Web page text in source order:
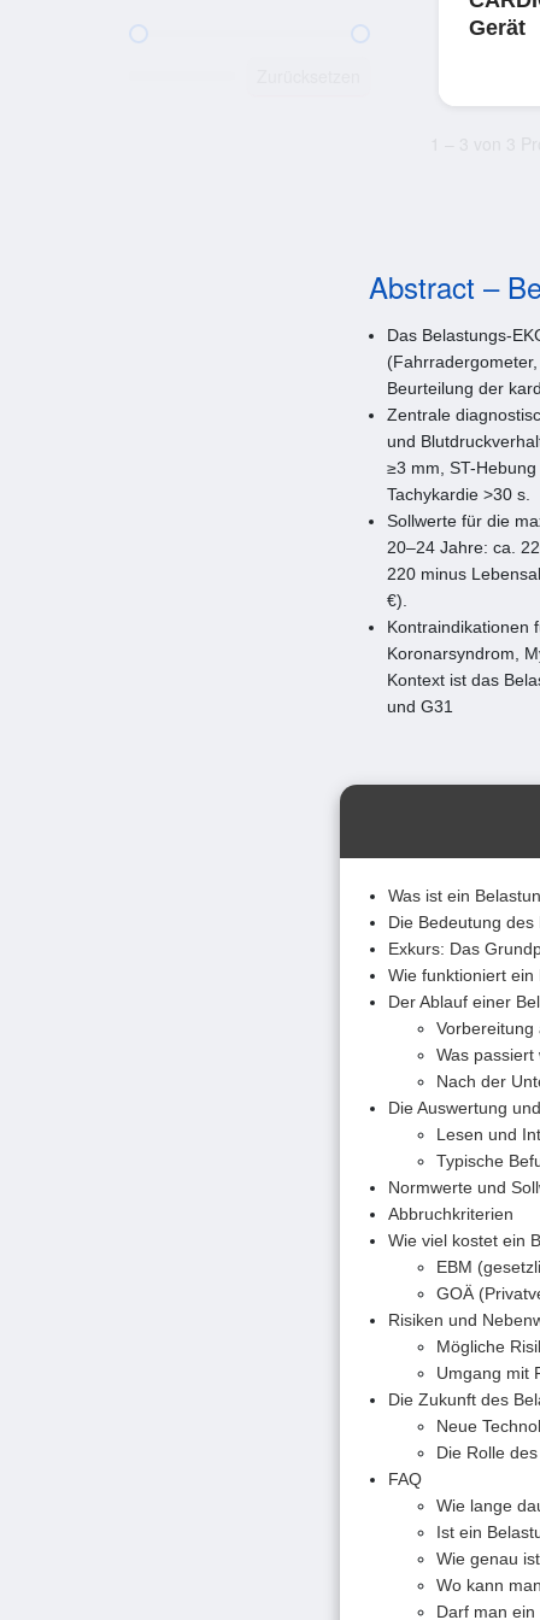
Preis
Gerät
Abstract –
Das Belastungs-
Beurteilung der
Zentrale
und
≥3 mm, ST-
Tachykardie >30 s.
Sollwerte für die
20–24 Jahre: ca.
220 minus
€).
Kontraindikationen
Koronarsyndrom,
Kontext ist das
und G31
Was ist ein
Die Bedeutung
Exkurs: Das
Wie funktioniert ein
Der Ablauf einer
Vorbereitung
Was
Nach der
Die Auswertung
Lesen und
Typische
Normwerte und
Abbruchkriterien
Wie viel kostet ein
EBM
GOÄ
Risiken und
Mögliche
Umgang mit
Die Zukunft des
Neue
Die Rolle
FAQ
Wie lange
Ist ein
Wie genau
Wo kann
Darf man